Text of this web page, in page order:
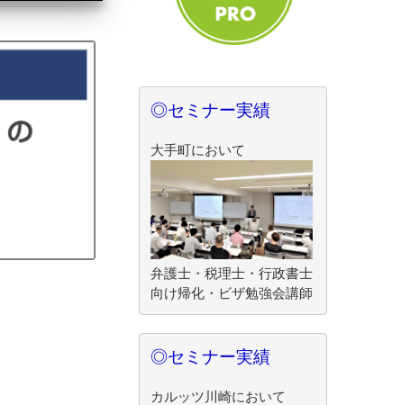
◎セミナー実績
大手町において
弁護士・税理士・行政書士
向け帰化・ビザ勉強会講師
◎セミナー実績
カルッツ川崎において